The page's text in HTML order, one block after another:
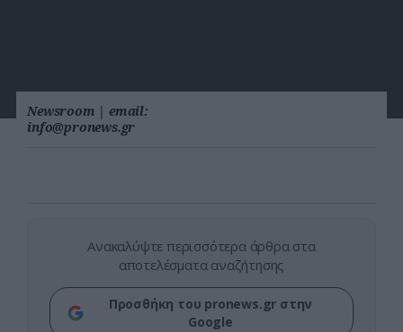
Newsroom | email:
info@pronews.gr
Ανακαλύψτε περισσότερα άρθρα στα
αποτελέσματα αναζήτησης
Προσθήκη του pronews.gr στην
Google